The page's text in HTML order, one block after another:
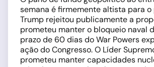
semana é firmemente altista para o
Trump rejeitou publicamente a
prometeu manter o bloqueio naval
prazo de 60 dias do War Powers
ação do Congresso. O Líder
prometeu manter capacidades